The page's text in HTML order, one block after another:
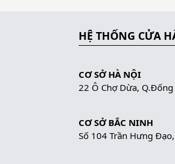
HỆ THỐNG CỬA
CƠ SỞ HÀ NỘI
22 Ô Chợ Dừa,
CƠ SỞ BẮC NINH
Số 104 Trần Hưng